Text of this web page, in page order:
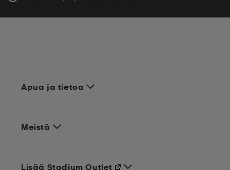
Apua ja tietoa
Meistä
Lisää Stadium Outlet